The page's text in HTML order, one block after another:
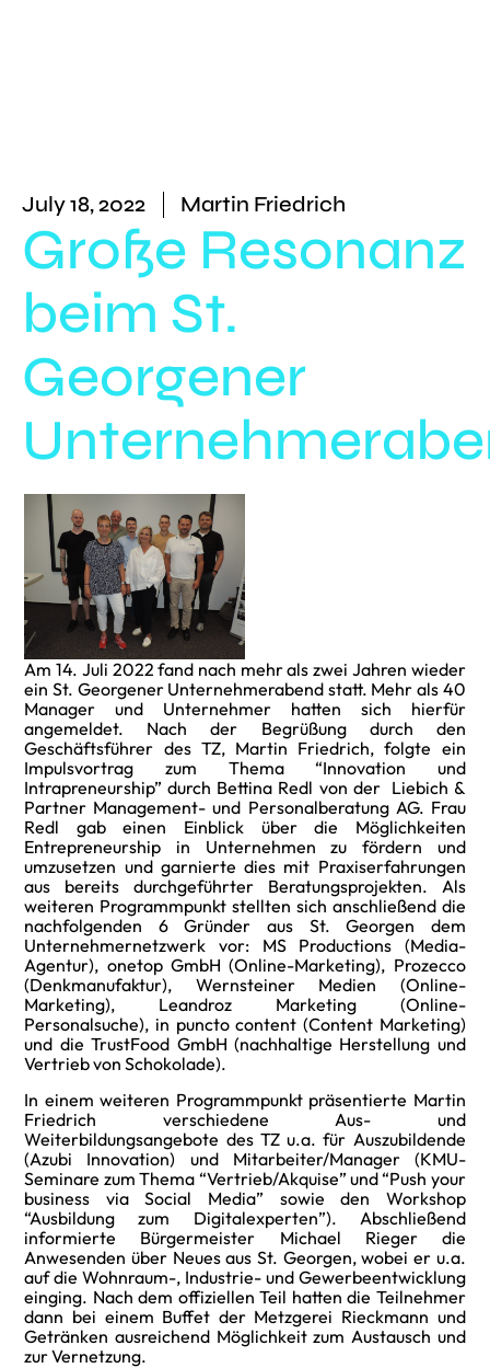
July 18, 2022 Martin Friedrich
Große Resonanz
beim St.
Georgener
Am 14. Juli 2022 fand nach mehr als zwei Jahren wieder
ein St. Georgener Unternehmerabend statt. Mehr als 40
Manager und Unternehmer hatten sich hierfür
angemeldet. Nach der Begrüßung durch den
Geschäftsführer des TZ, Martin Friedrich, folgte ein
Impulsvortrag zum Thema “Innovation und
Intrapreneurship” durch Bettina Redl von der Liebich &
Partner Management- und Personalberatung AG. Frau
Redl gab einen Einblick über die Möglichkeiten
Entrepreneurship in Unternehmen zu fördern und
umzusetzen und garnierte dies mit Praxiserfahrungen
aus bereits durchgeführter Beratungsprojekten. Als
weiteren Programmpunkt stellten sich anschließend die
nachfolgenden 6 Gründer aus St. Georgen dem
Unternehmernetzwerk vor: MS Productions (Media-
Agentur), onetop GmbH (Online-Marketing), Prozecco
(Denkmanufaktur), Wernsteiner Medien (Online-
Marketing), Leandroz Marketing (Online-
Personalsuche), in puncto content (Content Marketing)
und die TrustFood GmbH (nachhaltige Herstellung und
Vertrieb von Schokolade).
In einem weiteren Programmpunkt präsentierte Martin
Friedrich verschiedene Aus- und
Weiterbildungsangebote des TZ u.a. für Auszubildende
(Azubi Innovation) und Mitarbeiter/Manager (KMU-
Seminare zum Thema “Vertrieb/Akquise” und “Push your
business via Social Media” sowie den Workshop
“Ausbildung zum Digitalexperten”). Abschließend
informierte Bürgermeister Michael Rieger die
Anwesenden über Neues aus St. Georgen, wobei er u.a.
auf die Wohnraum-, Industrie- und Gewerbeentwicklung
einging. Nach dem offiziellen Teil hatten die Teilnehmer
dann bei einem Buffet der Metzgerei Rieckmann und
Getränken ausreichend Möglichkeit zum Austausch und
zur Vernetzung.